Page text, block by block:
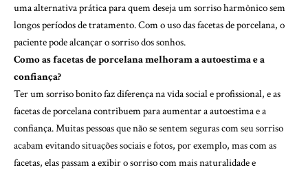
uma alternativa prática para quem deseja um sorriso harmônico sem
longos períodos de tratamento. Com o uso das facetas de porcelana, o
paciente pode alcançar o sorriso dos sonhos.
Como as facetas de porcelana melhoram a autoestima e a
confiança?
Ter um sorriso bonito faz diferença na vida social e profissional, e as
facetas de porcelana contribuem para aumentar a autoestima e a
confiança. Muitas pessoas que não se sentem seguras com seu sorriso
acabam evitando situações sociais e fotos, por exemplo, mas com as
facetas, elas passam a exibir o sorriso com mais naturalidade e